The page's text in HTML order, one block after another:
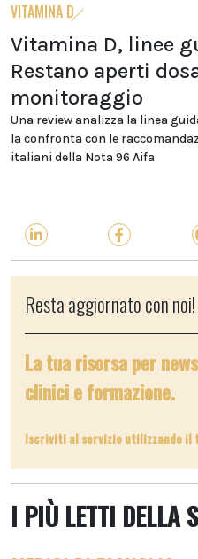
VITAMINA D
Vitamina D, linee
Restano aperti
monitoraggio
Una review analizza la linea
la confronta con le
italiani della Nota 96 Aifa
Resta aggiornato con noi!
La tua risorsa per
clinici e formazione.
Iscriviti al servizio utilizzando il
I PIÙ LETTI DELLA